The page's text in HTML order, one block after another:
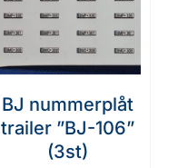
BJ nummerplåt
trailer ”BJ-106”
(3st)